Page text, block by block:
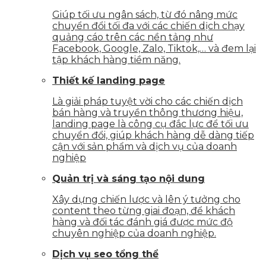
Giúp tối ưu ngân sách, từ đó nâng mức
chuyển đổi tối đa với các chiến dịch chạy
quảng cáo trên các nền tảng như
Facebook, Google, Zalo, Tiktok,… và đem lại
tập khách hàng tiềm năng.
Thiết kế landing page
Là giải pháp tuyệt vời cho các chiến dịch
bán hàng và truyền thông thương hiệu,
landing page là công cụ đắc lực để tối ưu
chuyển đổi, giúp khách hàng dễ dàng tiếp
cận với sản phẩm và dịch vụ của doanh
nghiệp
Quản trị và sáng tạo nội dung
Xây dựng chiến lược và lên ý tưởng cho
content theo từng giai đoạn, để khách
hàng và đối tác đánh giá được mức độ
chuyên nghiệp của doanh nghiệp.
Dịch vụ seo tổng thể